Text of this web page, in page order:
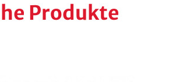
Produkte